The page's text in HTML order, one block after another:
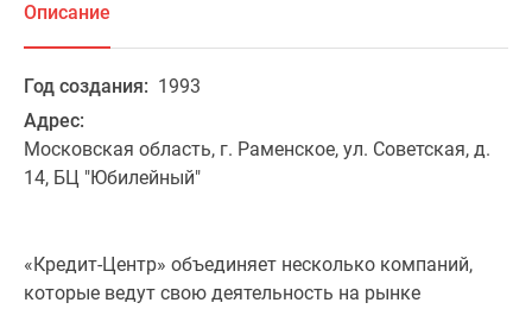
Описание
Год создания: 1993
Адрес:
Московская область, г. Раменское, ул. Советская, д.
14, БЦ "Юбилейный"
«Кредит-Центр» объединяет несколько компаний,
которые ведут свою деятельность на рынке